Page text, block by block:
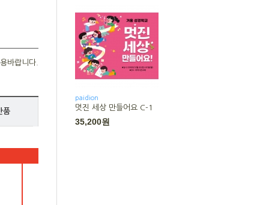
바랍니다.
품
paidion
멋진 세상 만들어요 C-1
35,200원